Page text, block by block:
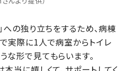
への独り立ちをするため、病棟
実際に1人で病室からトイレ
な形で見てもらいます。